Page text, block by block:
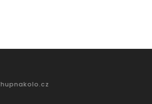
hupnakolo.cz